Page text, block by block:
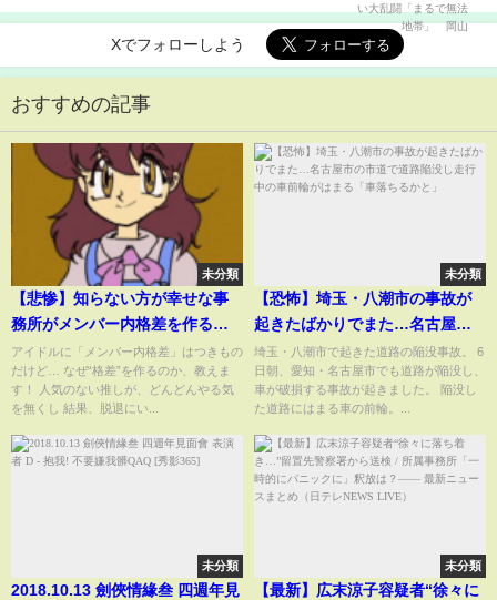
Xでフォローしよう
おすすめの記事
未分類
【悲惨】知らない方が幸せな事
務所がメンバー内格差を作る本
当の理由
アイドルに「メンバー内格差」はつきもの
だけど… なぜ“格差”を作るのか、教えま
す！ 人気のない推しが、どんどんやる気
を無くし 結果、脱退にい...
未分類
【恐怖】埼玉・八潮市の事故が
起きたばかりでまた…名古屋市
の市道で道路陥没し走行中の車
前輪がはまる「車落ちるかと」
埼玉・八潮市で起きた道路の陥没事故。 6
日朝、愛知・名古屋市でも道路が陥没し、
車が破損する事故が起きました。 陥没し
た道路にはまる車の前輪。...
未分類
2018.10.13 劍俠情緣叁 四週年見
未分類
【最新】広末涼子容疑者“徐々に